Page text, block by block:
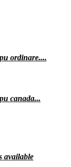
ordinare....
canada...
available